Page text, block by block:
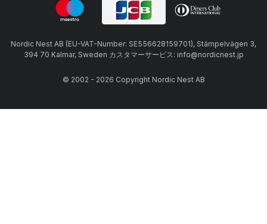
Nordic Nest AB (EU-VAT-Number: SE556628159701), Stämpelvägen 3,
394 70 Kalmar, Sweden カスタマーサービス: info@nordicnest.jp
© 2002 - 2026 Copyright Nordic Nest AB